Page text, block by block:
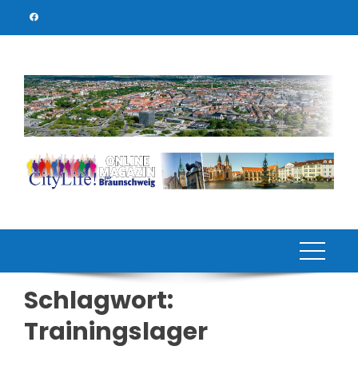
Schlagwort:
Trainingslager